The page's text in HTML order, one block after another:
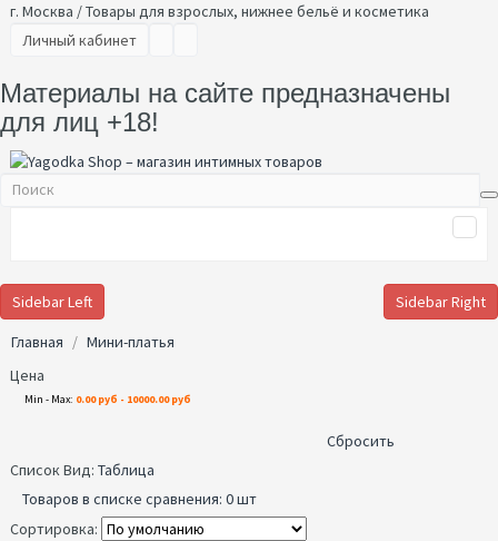
г. Москва / Товары для взрослых, нижнее бельё и косметика
Личный кабинет
Материалы на сайте предназначены
для лиц +18!
Sidebar Left
Sidebar Right
Главная
Мини-платья
Цена
Min - Max: 0.00 руб - 10000.00 руб
Сбросить
Список Вид: Таблица
Товаров в списке сравнения: 0 шт
Сортировка: